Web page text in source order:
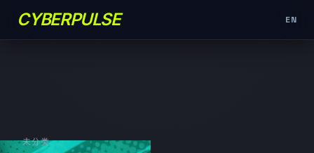
CYBERPULSE EN
未分类